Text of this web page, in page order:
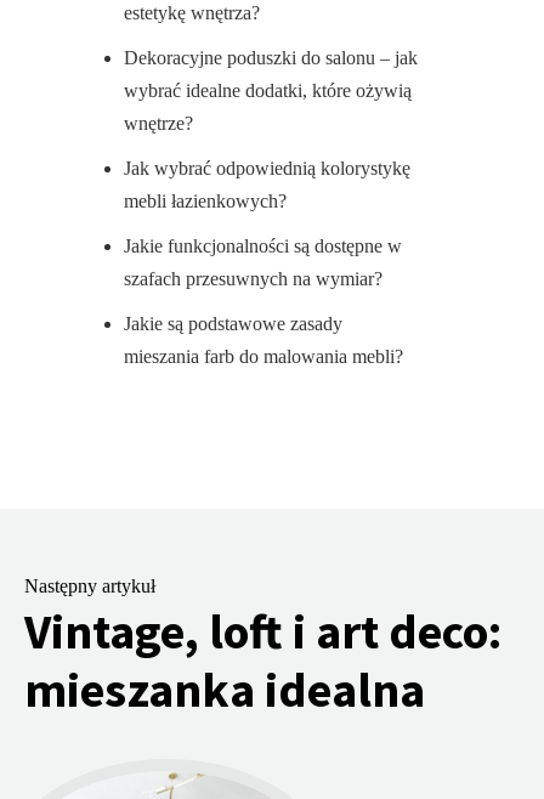
estetykę wnętrza?
Dekoracyjne poduszki do salonu – jak
wybrać idealne dodatki, które ożywią
wnętrze?
Jak wybrać odpowiednią kolorystykę
mebli łazienkowych?
Jakie funkcjonalności są dostępne w
szafach przesuwnych na wymiar?
Jakie są podstawowe zasady
mieszania farb do malowania mebli?
Następny artykuł
Vintage, loft i art deco:
mieszanka idealna